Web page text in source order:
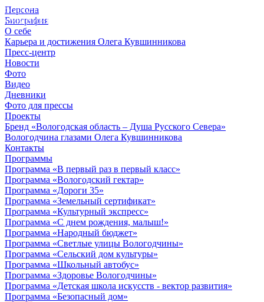
Персона
Биография
О себе
Карьера и достижения Олега Кувшинникова
Пресс-центр
Новости
Фото
Видео
Дневники
Фото для прессы
Проекты
Бренд «Вологодская область – Душа Русского Севера»
Вологодчина глазами Олега Кувшинникова
Контакты
Программы
Программа «В первый раз в первый класс»
Программа «Вологодский гектар»
Программа «Дороги 35»
Программа «Земельный сертификат»
Программа «Культурный экспресс»
Программа «С днем рождения, малыш!»
Программа «Народный бюджет»
Программа «Светлые улицы Вологодчины»
Программа «Сельский дом культуры»
Программа «Школьный автобус»
Программа «Здоровье Вологодчины»
Программа «Детская школа искусств - вектор развития»
Программа «Безопасный дом»
© 2012 - 2023,
КУВШИННИКОВ О.А.